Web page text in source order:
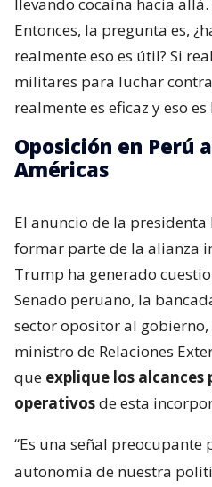
llevando cocaína hacia
Entonces, la pregunta es,
realmente eso es útil? Si
militares para luchar
realmente es eficaz y eso
Oposición en Perú
Américas
El anuncio de la
formar parte de la alianza
Trump ha generado
Senado peruano, la
sector opositor al
ministro de Relaciones
que explique los
operativosde esta
“Es una señal preocupante
autonomía de nuestra